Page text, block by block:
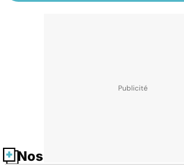
Nos fiches santé